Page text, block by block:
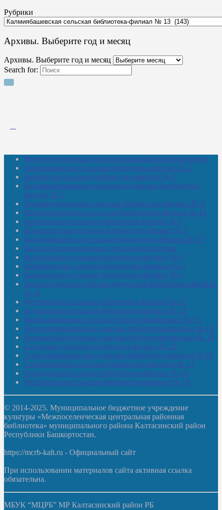
Рубрики
Архивы. Выберите год и месяц
Архивы. Выберите год и месяц
Search for:
Межпоселенческая центральная районная библиотека
Амзибашевская сельская библиотека-филиал № 1
Бабаевская сельская библиотека-филиал № 2
Большекачаковская сельская модельная библиотека-
филиал № 7
Большекуразовская сельская библиотека-филиал № 3
Верхнетыхтемская сельская библиотека-филиал № 15
Калегинская сельская библиотека-филиал № 6
Калмашевская сельская библиотека-филиал № 5
Калмиябашевская сельская библиотека-филиал № 13
Калтасинская модельная детская библиотека
Кельтеевская сельская библиотека-филиал № 8
Киебаковская сельская библиотека-филиал № 9
Кокушевская сельская библиотека-филиал № 4
Краснохолмская сельская модельная библиотека-филиал
№ 21
Кутеремская сельская библиотека-филиал № 22
Кучашевская сельская библиотека-филиал № 11
Малокачаковская сельская библиотека-филиал № 12
Нижнекачмашевская сельская библиотека-филиал № 14
Новокильбахтинская сельская библиотека-филиал № 19
Сазовская сельская библиотека-филиал № 20
Староорьебашевская сельская библиотека-филиал № 16
Старояшевская сельская библиотека-филиал № 17
Тюльдинская сельская библиотека-филиал № 18
Чилибеевская сельская библиотека-филиал № 10
© 2014-2025. Муниципальное бюджетное учреждение
культуры «Межпоселенческая центральная районная
библиотека» муниципального района Калтасинский район
Республики Башкортостан.
https://mcrb-kalt.ru - Официальный сайт
При использовании материалов сайта активная ссылка
обязательна.
МБУК “МЦРБ” МР Калтасинский район РБ